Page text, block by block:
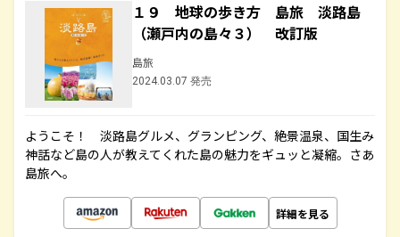
１９ 地球の歩き方 島旅 淡路島
（瀬戸内の島々３） 改訂版
島旅
2024.03.07 発売
ようこそ！ 淡路島グルメ、グランピング、絶景温泉、国生み
神話など島の人が教えてくれた島の魅力をギュッと凝縮。さあ
島旅へ。
詳細を見る